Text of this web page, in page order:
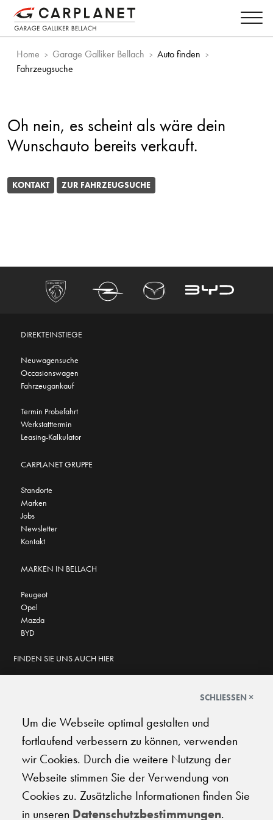
Home Garage Galliker Bellach
Auto finden
Fahrzeugsuche
Oh nein, es scheint als wäre dein
Wunschauto bereits verkauft.
KONTAKT ZUR FAHRZEUGSUCHE
DIREKTEINSTIEGE
Neuwagensuche
Occasionswagen
Fahrzeugankauf
Termin Probefahrt
Werkstatttermin
Leasing-Kalkulator
CARPLANET GRUPPE
Standorte
Marken
Jobs
Newsletter
Kontakt
MARKEN IN BELLACH
Peugeot
Opel
Mazda
BYD
FINDEN SIE UNS AUCH HIER
4.6 ★★★★★
★★★★★
SCHLIESSEN ×
Um die Webseite optimal gestalten und
fortlaufend verbessern zu können, verwenden
wir Cookies. Durch die weitere Nutzung der
Webseite stimmen Sie der Verwendung von
Cookies zu. Zusätzliche Informationen finden Sie
in unseren Datenschutzbestimmungen.